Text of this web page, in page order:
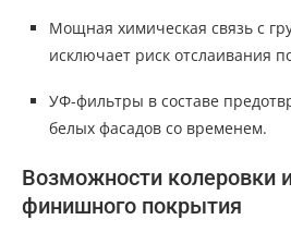
Мощная химическая связь с
исключает риск отслаивания
УФ-фильтры в составе
белых фасадов со временем.
Возможности колеровки
финишного покрытия